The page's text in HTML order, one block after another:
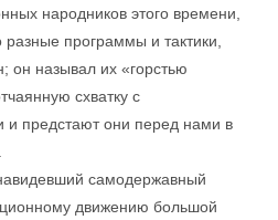
народников этого времени,
программы и тактики,
он называл их «горстью
схватку с
и предстают они перед нами в
самодержавный
движению большой